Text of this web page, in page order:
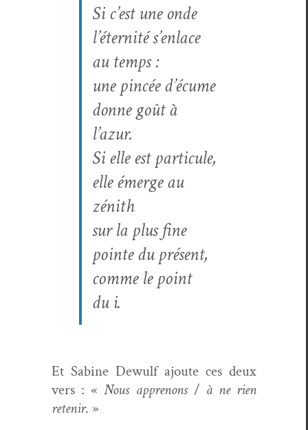
Si c’est une onde
l’éternité s’enlace
au temps :
une pincée d’écume
donne goût à
l’azur.
Si elle est particule,
elle émerge au
zénith
sur la plus fine
pointe du présent,
comme le point
du i.
Et Sabine Dewulf ajoute ces deux
vers : «Nous apprenons/ à ne rien
retenir. »